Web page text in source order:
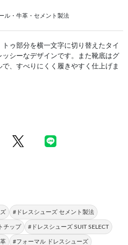
ル・牛革・セメント製法
ゥ部分を横一文字に切り替えたタイ
シーなデザインです。また靴底はグ
、すべりにくく履きやすく仕上げま
#ドレスシューズ セメント製法
チップ #ドレスシューズ SUIT SELECT
#フォーマル ドレスシューズ